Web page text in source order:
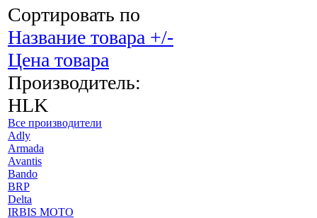
Сортировать по
Название товара +/-
Цена товара
Производитель:
HLK
Все производители
Adly
Armada
Avantis
Bando
BRP
Delta
IRBIS MOTO